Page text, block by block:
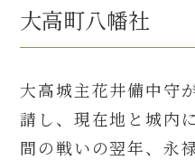
大高町八幡社
大高城主花井備中守
請し、現在地と城内
間の戦いの翌年、永